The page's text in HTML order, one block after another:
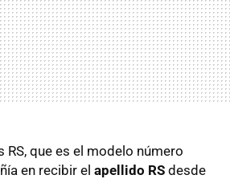
RS, que es el modelo número
en recibir el apellido RS desde